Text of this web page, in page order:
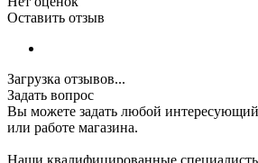
Оставить отзыв
Загрузка отзывов...
Задать вопрос
Вы можете задать любой интересующий
или работе магазина.
Наши квалифицированные